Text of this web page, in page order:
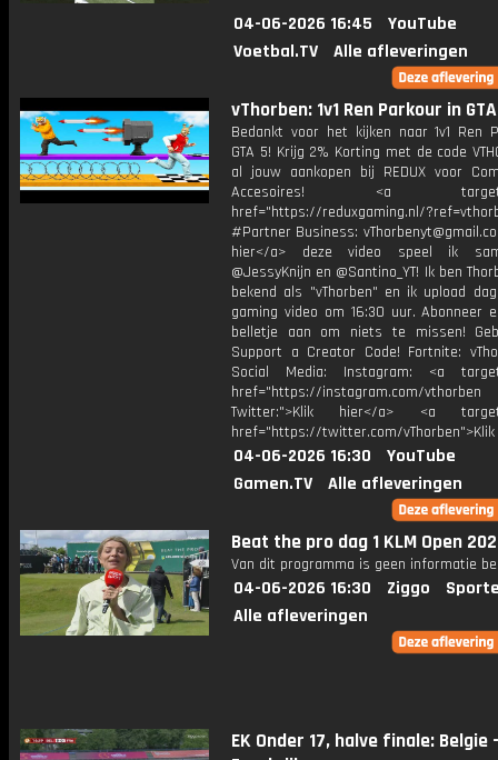
04-06-2026 16:45
YouTube
Voetbal.TV
Alle afleveringen
vThorben: 1v1 Ren Parkour in
Bedankt voor het kijken naar 1v1 Ren
GTA 5! Krijg 2% Korting met de code
al jouw aankopen bij REDUX voor
Accesoires! <a
href="https://reduxgaming.nl/
#Partner Business:
hier</a> deze video speel ik
@JessyKnijn en @Santino_YT! Ik ben
bekend als "vThorben" en ik upload
gaming video om 16:30 uur. Abonneer
belletje aan om niets te missen!
Support a Creator Code! Fortnite:
Social Media: Instagram: <a
href="https://instagram.com/vthorben
Twitter:">Klik hier</a> <a
href="https://twitter.com/
04-06-2026 16:30
YouTube
Gamen.TV
Alle afleveringen
Beat the pro dag 1 KLM Open
Van dit programma is geen informatie
04-06-2026 16:30 Ziggo
Alle afleveringen
EK Onder 17, halve finale: Belgie -